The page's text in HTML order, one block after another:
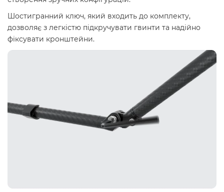
Шостигранний ключ, який входить до комплекту,
дозволяє з легкістю підкручувати гвинти та надійно
фіксувати кронштейни.